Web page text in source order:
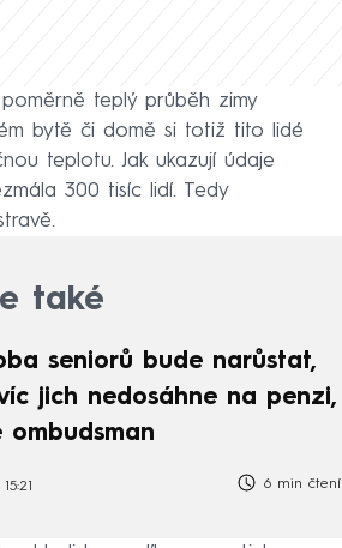
teplý průběh zimy
bytě či domě si totiž tito lidé
teplotu. Jak ukazují údaje
300 tisíc lidí. Tedy
také
seniorů bude narůstat,
jich nedosáhne na penzi,
ombudsman
6 min čtení